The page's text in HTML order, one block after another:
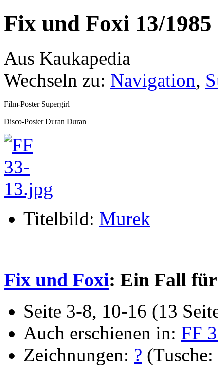
Fix und Foxi 13/1985
Aus Kaukapedia
Wechseln zu: Navigation,
Film-Poster Supergirl
Disco-Poster Duran Duran
Titelbild: Murek
Fix und Foxi: Ein Fall
Seite 3-8, 10-16 (13
Auch erschienen in: FF
Zeichnungen: ?